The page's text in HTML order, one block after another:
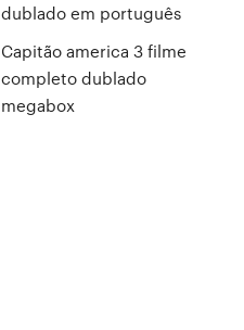
dublado em português
Capitão america 3 filme
completo dublado
megabox